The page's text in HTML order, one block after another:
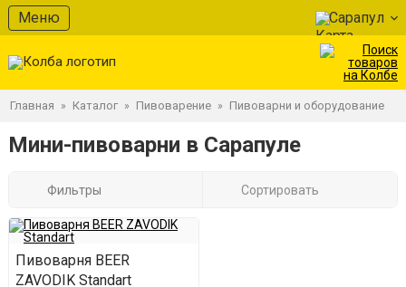
Меню Сарапул
Главная » Каталог » Пивоварение » Пивоварни и оборудование
Мини-пивоварни в Сарапуле
Фильтры Сортировать
Пивоварня BEER
ZAVODIK Standart